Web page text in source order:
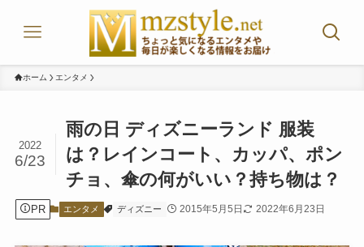
ホーム エンタメ
雨の日 ディズニーランド 服装
は？レインコート、カッパ、ポン
チョ、傘の何がいい？持ち物は？
2022
6/23
PR エンタメ ディズニー 2015年5月5日 2022年6月23日